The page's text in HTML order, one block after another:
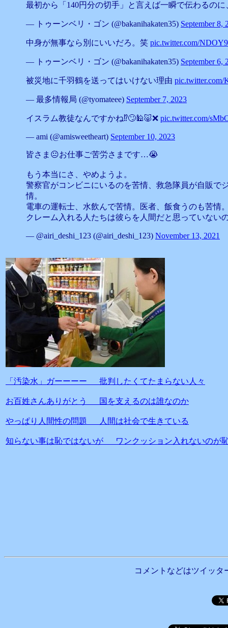
最初から「140円分の切手」と言えば一瞬で伝わるの
— トゥーンベリ・ゴン (@bakanihakaten35) September 8,
中身が無事なら別にいいだろ。笑 pic.twitter.com/
— トゥーンベリ・ゴン (@bakanihakaten35) September 6,
被災地に千羽鶴を送ってはいけない理由 pic.twitter.com/
— 最多情報局 (@tyomateee) September 7, 2023
イスラム教徒なんですかね⁉️🙄🕌🐷❌ pic.twitter.com/
— ami (@amisweetheart) September 10, 2023
皆さま😐お仕事ご苦労さまです…😭
もう本当にさ、やめようよ。
警察官がコンビニにいるのを苦情、救急隊員が自販で
情。
電車の運転士、水飲んで苦情。医者、飯食うのも苦情
クレーム入れる人たちは彼らを人間だと思っていない
— @airi_deshi_123 (@airi_deshi_123) November 13, 2021
「汚染水」ガーーーー 批判したくてたまらない人々
お百姓さんありがとう 国を支えるのは誰なのか
やっぱり人間性の問題 人間は社会で生きている
知らない事は恥ではないが ワンクッション入れないのが
コメントなどはツイッタ